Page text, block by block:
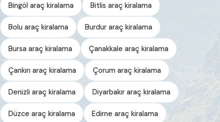
Bingöl araç kiralama Bitlis araç kiralama
Bolu araç kiralama Burdur araç kiralama
Bursa araç kiralama Çanakkale araç kiralama
Çankırı araç kiralama Çorum araç kiralama
Denizli araç kiralama Diyarbakır araç kiralama
Düzce araç kiralama Edirne araç kiralama